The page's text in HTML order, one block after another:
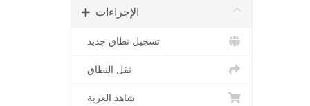
الإجراءات
تسجيل نطاق جديد
نقل النطاق
شاهد العربة